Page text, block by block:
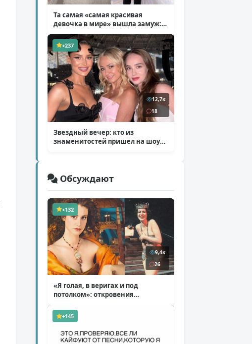
Та самая «самая красивая
девочка в мире» вышла замуж:
фото со свадьбы Тилан Блондо
( 13 фото )
+237
12,7к
18
Звездный вечер: кто из
знаменитостей пришел на шоу
Обсуждают
+132
9,4к
26
«Я голая, в веригах и под
потолком»: откровения
( 11 фото )
+145